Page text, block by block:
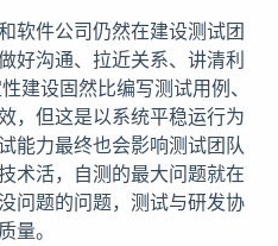
软件公司仍然在建设测试团
好沟通、拉近关系、讲清利
建设固然比编写测试用例、
，但这是以系统平稳运行为
能力最终也会影响测试团队
术活，自测的最大问题就在
问题的问题，测试与研发协
量。